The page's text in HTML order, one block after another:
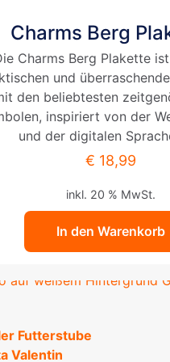
Charms Berg
Charms Berg Plakette
und
den beliebtesten
inspiriert von der
und der digitalen
€ 18,99
inkl. 20 % MwSt.
In den Warenkorb
Futterstube
Valentin